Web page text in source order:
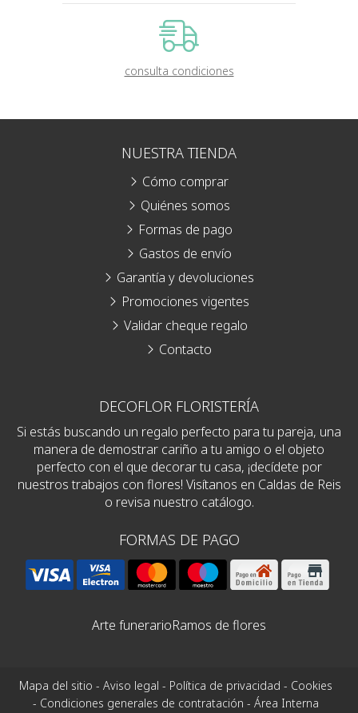
consulta condiciones
DECOFLOR FLORISTERÍA
Si estás buscando un regalo perfecto para tu pareja, una
manera de demostrar cariño a tu amigo o el objeto
perfecto con el que decorar tu casa, ¡decídete por
nuestros trabajos con flores! Visítanos en Caldas de Reis
o revisa nuestro catálogo.
FORMAS DE PAGO
NUESTRA TIENDA
Cómo comprar
Quiénes somos
Formas de pago
Gastos de envío
Garantía y devoluciones
Promociones vigentes
Validar cheque regalo
Contacto
Arte funerarioRamos de flores
Mapa del sitio - Aviso legal - Política de privacidad - Cookies
- Condiciones generales de contratación - Área Interna